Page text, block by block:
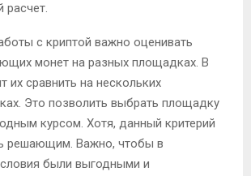
расчет.
с криптой важно оценивать
монет на разных площадках. В
их сравнить на нескольких
Это позволить выбрать площадку
курсом. Хотя, данный критерий
решающим. Важно, чтобы в
были выгодными и